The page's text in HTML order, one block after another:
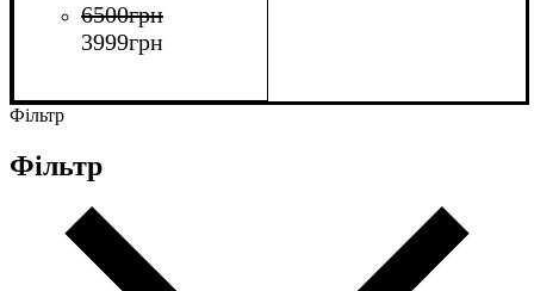
6500грн
3999грн
Фільтр
Фільтр